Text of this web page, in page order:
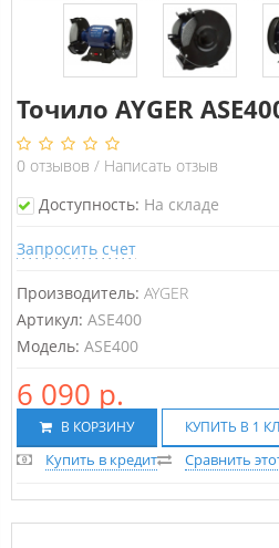
Точило AYGER
0 отзывов / Написать отзыв
Доступность: На складе
Запросить счет
Производитель: AYGER
Артикул: ASE400
Модель: ASE400
6 090 р.
В КОРЗИНУ КУПИТЬ В 1
Купить в кредит Сравнить